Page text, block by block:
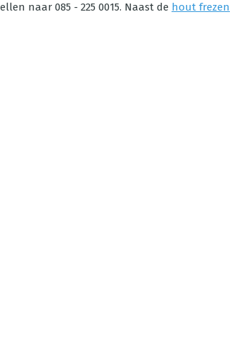
naar 085 - 225 0015. Naast de hout frezen